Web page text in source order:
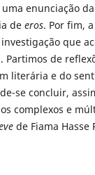
enunciação
de eros. Por fim,
que
Partimos de
literária e do
se concluir,
complexos e
de Fiama Hasse